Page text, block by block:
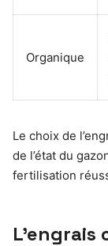
Organique
Le choix de
de l’état du
fertilisation